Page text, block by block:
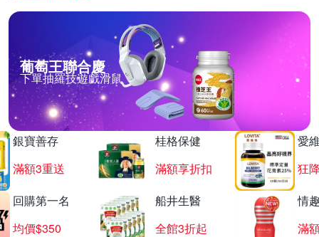
葡萄王聯合慶
下單抽羅技遊戲滑鼠
銀寶善存
滿額3重送
桂格保健
滿額享折扣
愛
狂
回購第一名
均價$350
船井生醫
全館3折起
情
滿